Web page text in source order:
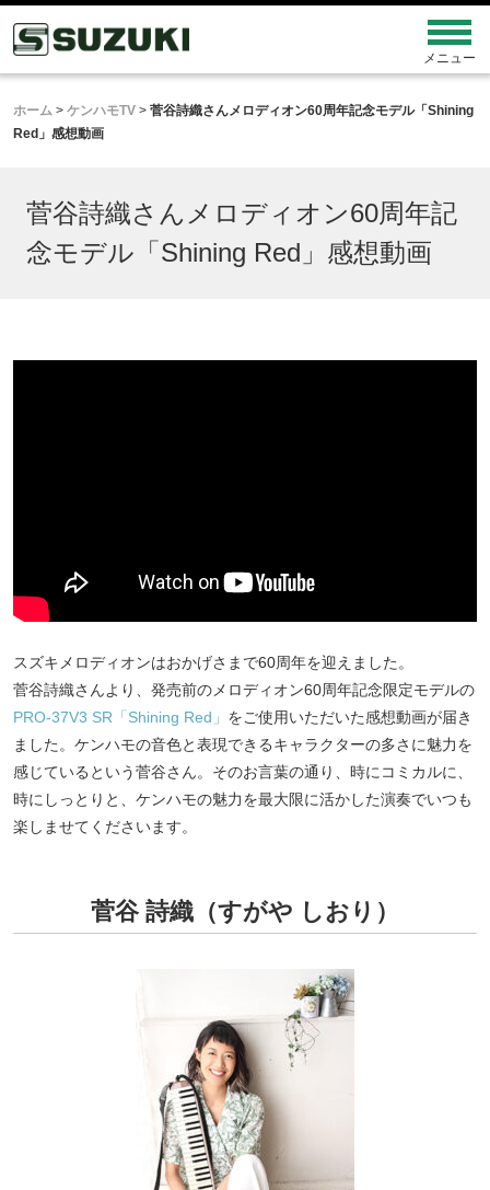
ホーム > ケンハモTV > 菅谷詩織さんメロディオン60周年記念モデル「Shining
Red」感想動画
菅谷詩織さんメロディオン60周年記
念モデル「Shining Red」感想動画
スズキメロディオンはおかげさまで60周年を迎えました。
菅谷詩織さんより、発売前のメロディオン60周年記念限定モデルの
PRO-37V3 SR「Shining Red」 をご使用いただいた感想動画が届き
ました。ケンハモの音色と表現できるキャラクターの多さに魅力を
感じているという菅谷さん。そのお言葉の通り、時にコミカルに、
時にしっとりと、ケンハモの魅力を最大限に活かした演奏でいつも
楽しませてくださいます。
菅谷 詩織（すがや しおり）